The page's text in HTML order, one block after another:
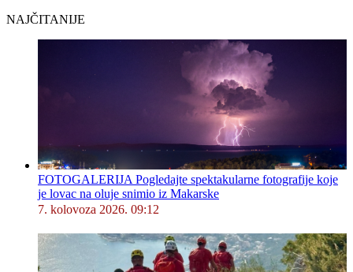
NAJČITANIJE
FOTOGALERIJA Pogledajte spektakularne fotografije koje
je lovac na oluje snimio iz Makarske
7. kolovoza 2026. 09:12